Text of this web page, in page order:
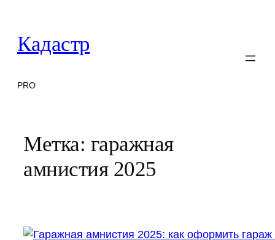
содержимому
Кадастр
PRO
Метка: гаражная
амнистия 2025